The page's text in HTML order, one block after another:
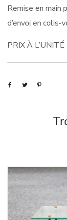
Remise en main
d’envoi en colis-
PRIX À L’UNITÉ